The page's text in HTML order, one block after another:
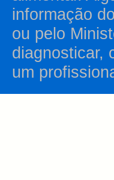
informação
ou pelo
diagnosticar,
um